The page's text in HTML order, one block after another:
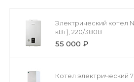
Электрический котел
кВт), 220/380В
55 000 ₽
Котел электрический 7